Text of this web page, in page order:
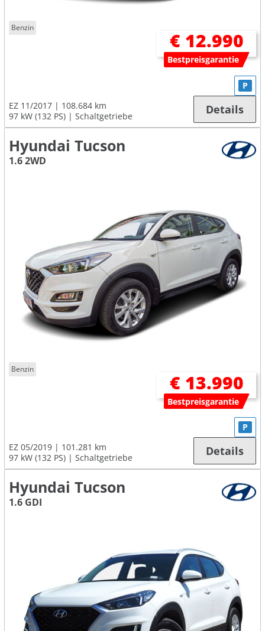
Benzin
€ 12.990
Bestpreisgarantie
EZ 11/2017
108.684 km
97 kW (132 PS)
Schaltgetriebe
P
Details
Hyundai Tucson
1.6 2WD
Benzin
€ 13.990
Bestpreisgarantie
EZ 05/2019
101.281 km
97 kW (132 PS)
Schaltgetriebe
P
Details
Hyundai Tucson
1.6 GDI